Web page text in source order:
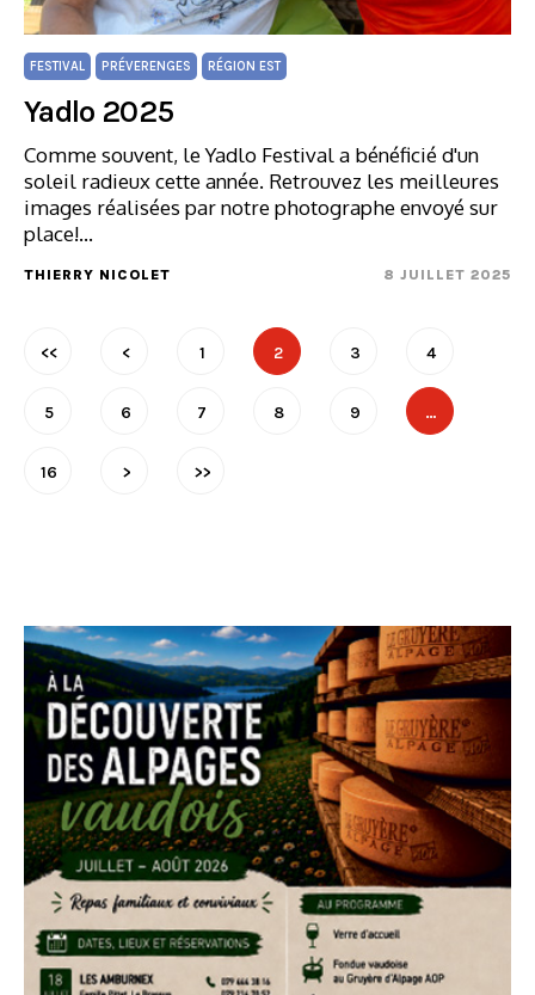
FESTIVAL PRÉVERENGES RÉGION EST
Yadlo 2025
Comme souvent, le Yadlo Festival a bénéficié d'un
soleil radieux cette année. Retrouvez les meilleures
images réalisées par notre photographe envoyé sur
place!…
THIERRY NICOLET 8 JUILLET 2025
<< < 1 2 3 4
5 6 7 8 9 …
16 > >>